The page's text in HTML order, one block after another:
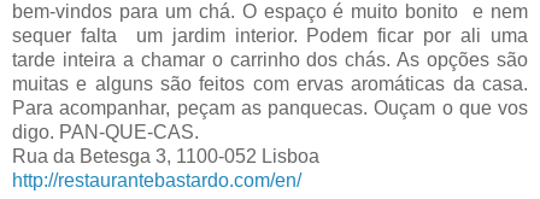
bem-vindos para um chá. O espaço é muito bonito e nem
sequer falta um jardim interior. Podem ficar por ali uma
tarde inteira a chamar o carrinho dos chás. As opções são
muitas e alguns são feitos com ervas aromáticas da casa.
Para acompanhar, peçam as panquecas. Ouçam o que vos
digo. PAN-QUE-CAS.
Rua da Betesga 3, 1100-052 Lisboa
http://restaurantebastardo.com/en/